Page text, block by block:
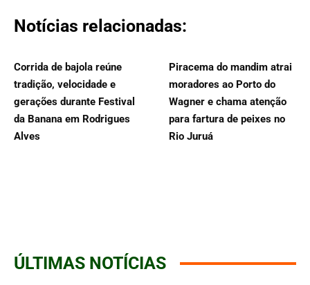
Notícias relacionadas:
Corrida de bajola reúne
tradição, velocidade e
gerações durante Festival
da Banana em Rodrigues
Alves
Piracema do mandim atrai
moradores ao Porto do
Wagner e chama atenção
para fartura de peixes no
Rio Juruá
ÚLTIMAS NOTÍCIAS